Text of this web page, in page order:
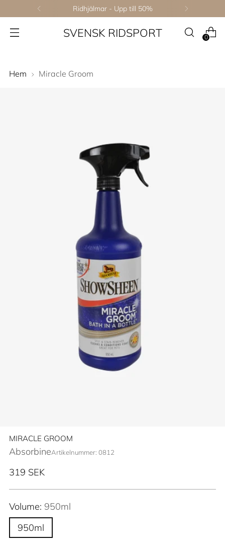
Ridhjälmar - Upp till 50%
SVENSK RIDSPORT 0
Hem Miracle Groom
MIRACLE GROOM
AbsorbineArtikelnummer: 0812
Ordinarie
319 SEK
Volume: 950ml
950ml